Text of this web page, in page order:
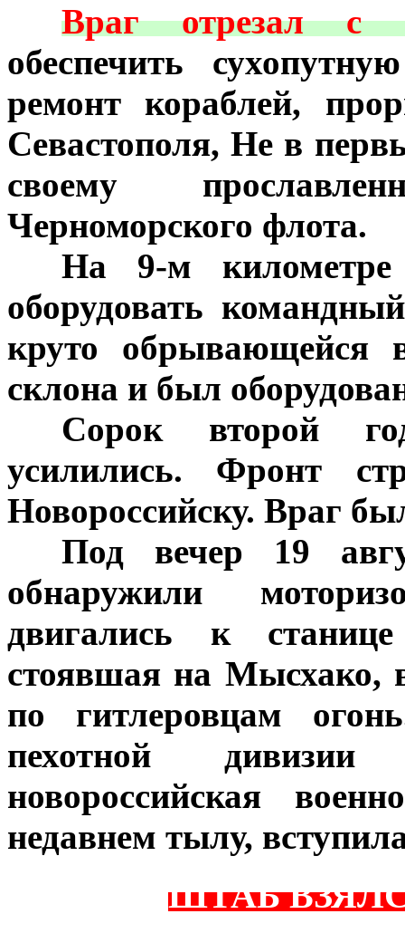
Враг отрезал
обеспечить
ремонт кораблей,
Севастополя, Не в
своему
Черноморского флота.
На 9-м километре
оборудовать
круто обрывающейся
склона и был
Сорок второй
усилились. Фронт
Новороссийску. Враг
Под вечер 19
обнаружили
двигались к
стоявшая на Мысхако,
по гитлеровцам
пехотной
новороссийская
недавнем тылу,
ШТАБ